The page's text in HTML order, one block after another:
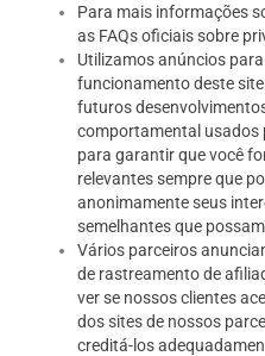
Para mais informações
as FAQs oficiais sobre
Utilizamos anúncios
funcionamento deste
futuros
comportamental usados
para garantir que você
relevantes sempre que
anonimamente seus
semelhantes que
Vários parceiros
de rastreamento de
ver se nossos clientes
dos sites de nossos
creditá-los